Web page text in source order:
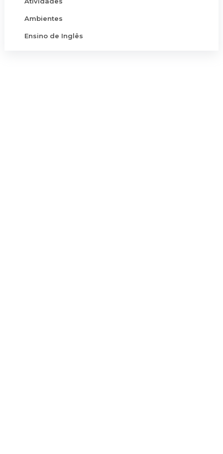
Ambientes
Ensino de Inglês